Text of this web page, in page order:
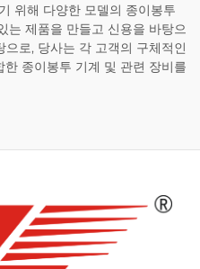
위해 다양한 모델의 종이봉투
는 제품을 만들고 신용을 바탕으
로, 당사는 각 고객의 구체적인
종이봉투 기계 및 관련 장비를